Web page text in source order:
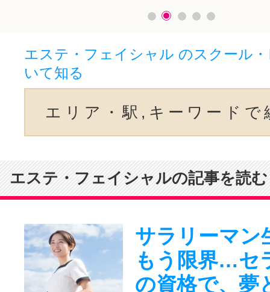
エステ・フェイシャル のスクール
いて知る
エリア・駅,キーワードで
エステ・フェイシャルの記事を読む
サラリーマン
もう限界…セ
の資格で、夢